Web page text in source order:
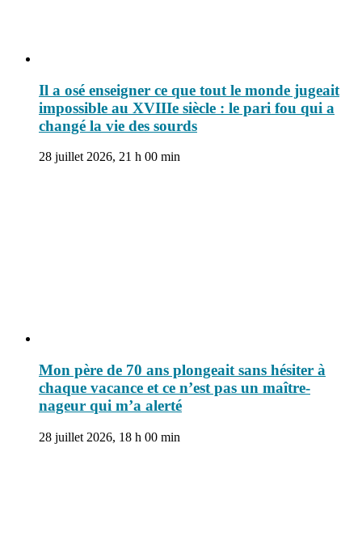
Il a osé enseigner ce que tout le monde jugeait
impossible au XVIIIe siècle : le pari fou qui a
changé la vie des sourds
28 juillet 2026, 21 h 00 min
Mon père de 70 ans plongeait sans hésiter à
chaque vacance et ce n’est pas un maître-
nageur qui m’a alerté
28 juillet 2026, 18 h 00 min